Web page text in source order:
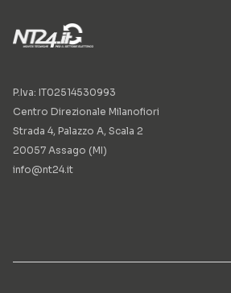
P.Iva: IT02514530993
Centro Direzionale Milanofiori
Strada 4, Palazzo A, Scala 2
20057 Assago (MI)
info@nt24.it